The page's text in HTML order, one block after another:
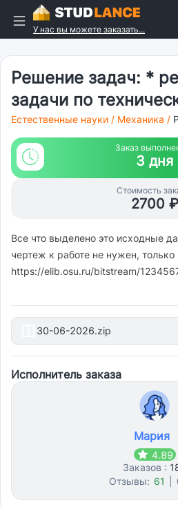
У нас вы можете заказать...
Решение задач: *
задачи по
Естественные науки / Механика /
Заказ
3 дня
Стоимость
2700 ₽
Все что выделено это исходные
чертеж к работе не нужен, только
https://elib.osu.ru/bitstream/
ysclid=mr0apx4423595481778
скриншотах все что выделено,
решения
30-06-2026.zip
Исполнитель заказа
Мария
4.89
Заказов :
Отзывы: 61